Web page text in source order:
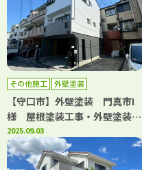
その他施工 外壁塗装
【守口市】外壁塗装 門真市I
様 屋根塗装工事・外壁塗装工
事・付帯部塗装工事・シーリン
グ工事・補修工事 アビリティ
ペイント
2025.09.03